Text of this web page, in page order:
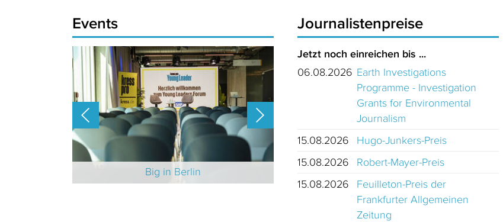
Events
Big in Berlin
Journalistenpreise
Jetzt noch einreichen bis ...
06.08.2026 Earth Investigations
Programme - Investigation
Grants for Environmental
Journalism
15.08.2026
Hugo-Junkers-Preis
15.08.2026
Robert-Mayer-Preis
15.08.2026
Feuilleton-Preis der
Frankfurter Allgemeinen
Zeitung